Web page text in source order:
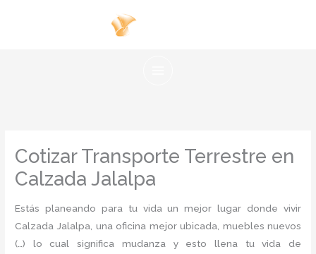
Cotizar Transporte Terrestre en
Calzada Jalalpa
Estás planeando para tu vida un mejor lugar donde vivir
Calzada Jalalpa, una oficina mejor ubicada, muebles nuevos
(…) lo cual significa mudanza y esto llena tu vida de